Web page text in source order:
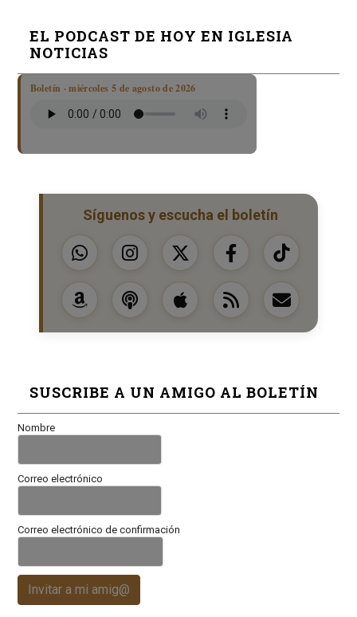
EL PODCAST DE HOY EN IGLESIA
NOTICIAS
Boletín · miércoles 5 de agosto de 2026
Síguenos y escucha el boletín
SUSCRIBE A UN AMIGO AL BOLETÍN
Nombre
Correo electrónico
Correo electrónico de confirmación
Invitar a mi amig@